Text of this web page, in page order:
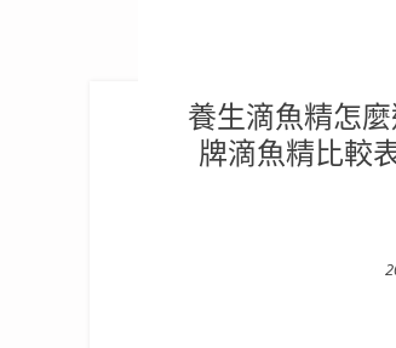
養生滴魚精怎
牌滴魚精比較